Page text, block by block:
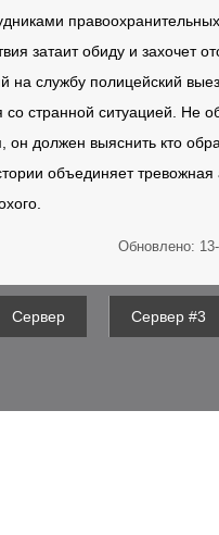
затаит обиду и захочет
на службу полицейский
со странной ситуацией. Не
он должен выяснить кто
объединяет
Обновлено:
Сервер Сервер #3